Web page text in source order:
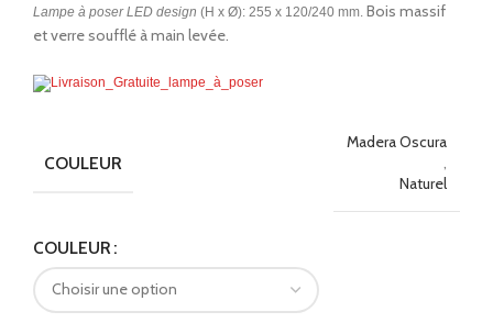
Lampe à poser LED design (H x Ø): 255 x 120/240 mm. Bois massif
et verre soufflé à main levée.
COULEUR
Madera Oscura
,
Naturel
COULEUR
Alternative: